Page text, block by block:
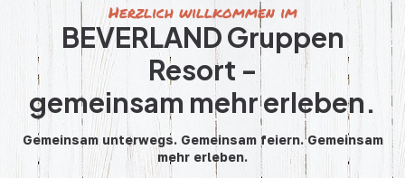
Herzlich willkommen im
BEVERLAND Gruppen
Resort -
gemeinsam mehr erleben.
Gemeinsam unterwegs. Gemeinsam feiern. Gemeinsam
mehr erleben.